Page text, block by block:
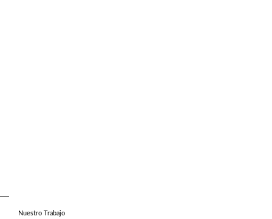
Nuestro Trabajo